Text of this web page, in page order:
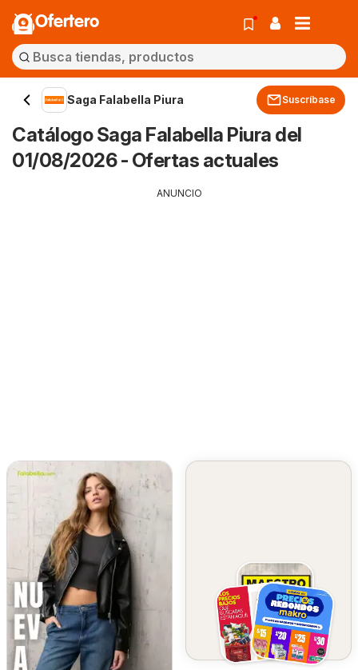
Ofertero
Saga Falabella Piura Suscríbase
Catálogo Saga Falabella Piura del
01/08/2026 - Ofertas actuales
ANUNCIO